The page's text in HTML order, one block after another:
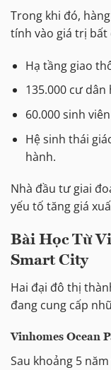
Trong khi đó,
tính vào giá trị bất
Hạ tầng giao
135.000 cư
60.000 sinh
Hệ sinh thái
hành.
Nhà đầu tư giai
yếu tố tăng giá
Bài Học Từ
Smart City
Hai đại đô thị
đang cung cấp
Vinhomes Ocean
Sau khoảng 5